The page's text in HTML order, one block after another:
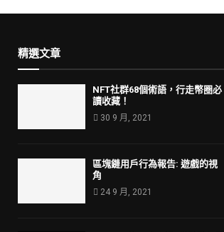
精選文章
NFT社群68個術語，行走幣圈必
讀收藏！
30 9 月, 2021
區塊鏈用戶行為報告: 遊戲的視
角
24 9 月, 2021